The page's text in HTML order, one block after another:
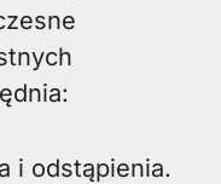
i odstąpienia.